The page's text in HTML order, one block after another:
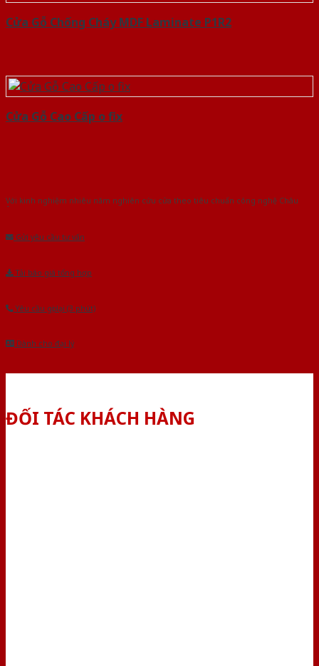
Cửa Gỗ Chống Cháy MDF Laminate P1R2
Cửa Gỗ Cao Cấp o fix
Với kinh nghiệm nhiêu năm nghiên cứu cửa theo tiêu chuẩn công nghệ Châu
Gửi yêu cầu tư vấn
Tải báo giá tổng hợp
Yêu cầu gọi lại (3 phút)
Dành cho đại lý
ĐỐI TÁC KHÁCH HÀNG